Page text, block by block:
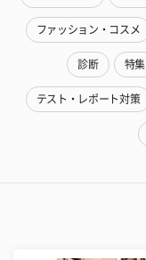
ファッション・コスメ
診断 特集
テスト・レポート対策